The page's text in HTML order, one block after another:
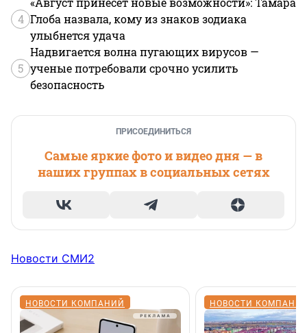
4 Глоба назвала, кому из знаков зодиака
улыбнется удача
5
Надвигается волна пугающих вирусов —
ученые потребовали срочно усилить
безопасность
ПРИСОЕДИНИТЬСЯ
Самые яркие фото и видео дня — в
наших группах в социальных сетях
Новости СМИ2
НОВОСТИ КОМПАНИЙ НОВОСТИ